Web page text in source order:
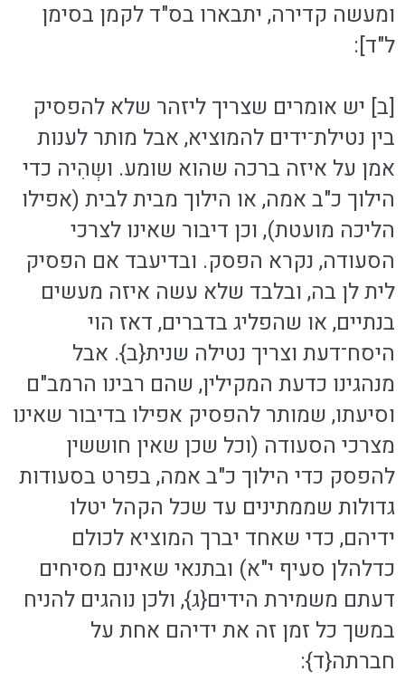
ומעשה קדירה, יתבארו בס"ד לקמן בסימן
ל"ד]:
[ב] יש אומרים שצריך ליזהר שלא להפסיק
בין נטילת־ידים להמוציא, אבל מותר לענות
אמן על איזה ברכה שהוא שומע. ושְהִיה כדי
הילוך כ"ב אמה, או הילוך מבית לבית (אפילו
הליכה מועטת), וכן דיבור שאינו לצרכי
הסעודה, נקרא הפסק. ובדיעבד אם הפסיק
לית לן בה, ובלבד שלא עשה איזה מעשים
בנתיים, או שהפליג בדברים, דאז הוי
היסח־דעת וצריך נטילה שנית{ב}. אבל
מנהגינו כדעת המקילין, שהם רבינו הרמב"ם
וסיעתו, שמותר להפסיק אפילו בדיבור שאינו
מצרכי הסעודה (וכל שכן שאין חוששין
להפסק כדי הילוך כ"ב אמה, בפרט בסעודות
גדולות שממתינים עד שכל הקהל יטלו
ידיהם, כדי שאחד יברך המוציא לכולם
כדלהלן סעיף י"א) ובתנאי שאינם מסיחים
דעתם משמירת הידים{ג}, ולכן נוהגים להניח
במשך כל זמן זה את ידיהם אחת על
חברתה{ד}: